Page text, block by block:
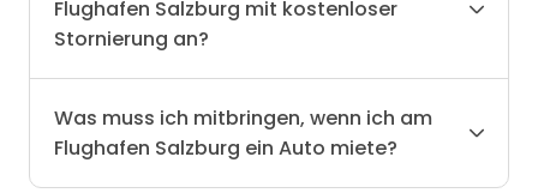
Flughafen Salzburg mit kostenloser
Stornierung an?
Was muss ich mitbringen, wenn ich am
Flughafen Salzburg ein Auto miete?